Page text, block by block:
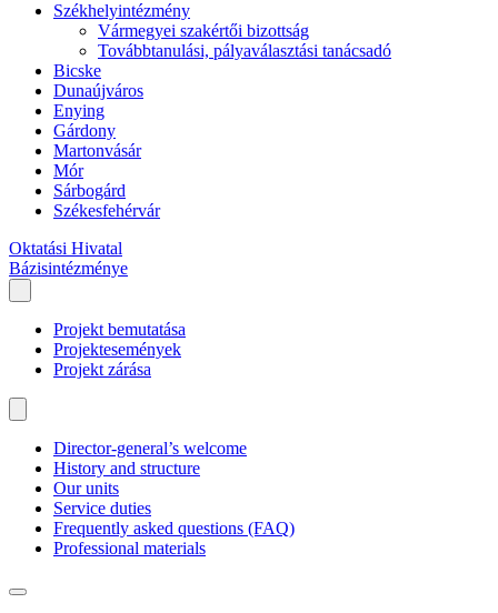
Székhelyintézmény
Vármegyei szakértői bizottság
Továbbtanulási, pályaválasztási tanácsadó
Bicske
Dunaújváros
Enying
Gárdony
Martonvásár
Mór
Sárbogárd
Székesfehérvár
Oktatási Hivatal
Bázisintézménye
Projekt bemutatása
Projektesemények
Projekt zárása
Director-general’s welcome
History and structure
Our units
Service duties
Frequently asked questions (FAQ)
Professional materials